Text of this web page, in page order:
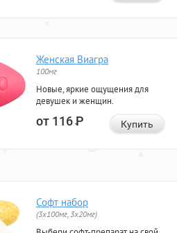
Женская Виагра
100мг
Новые, яркие ощущения для
девушек и женщин.
от 116Р Купить
Софт набор
(3x100мг, 3x20мг)